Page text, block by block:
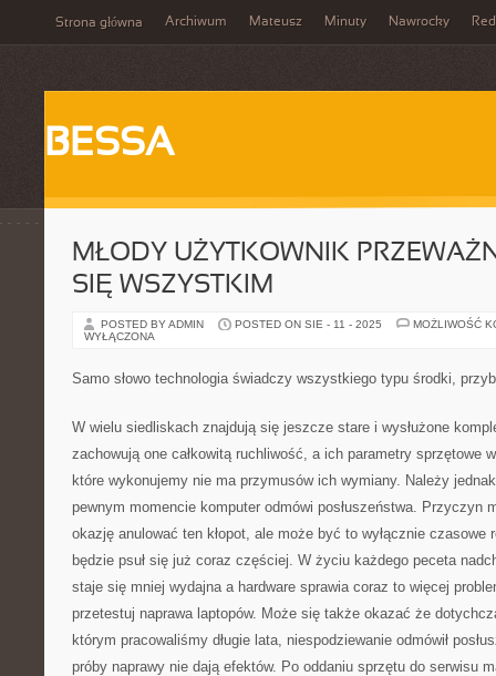
Strona główna Archiwum Mateusz Minuty Nawrocky
BESSA
MŁODY UŻYTKOWNIK
SIĘ WSZYSTKIM
POSTED BY ADMIN POSTED ON SIE - 11 - 2025
MOŻLIWOŚĆ
WYŁĄCZONA
Samo słowo technologia świadczy wszystkiego typu środki,
W wielu siedliskach znajdują się jeszcze stare i wysłużone
zachowują one całkowitą ruchliwość, a ich parametry sprzętowe
które wykonujemy nie ma przymusów ich wymiany. Należy
pewnym momencie komputer odmówi posłuszeństwa. Przyczyn
okazję anulować ten kłopot, ale może być to wyłącznie czasowe
będzie psuł się już coraz częściej. W życiu każdego peceta
staje się mniej wydajna a hardware sprawia coraz to więcej
przetestuj naprawa laptopów. Może się także okazać że
którym pracowaliśmy długie lata, niespodziewanie odmówił
próby naprawy nie dają efektów. Po oddaniu sprzętu do serwisu